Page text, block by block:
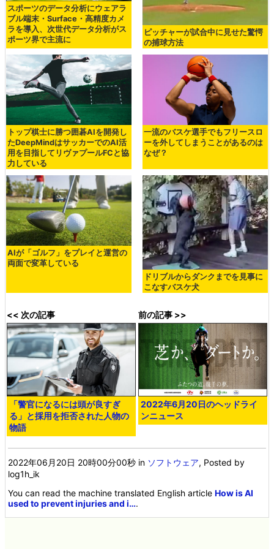
スポーツのデータ分析にウェアラ
ブル端末・Surface・高精度カメ
ラを導入、次世代データ分析がス
ポーツ界で主流に
ピッチャーが試合中に見せた驚愕
の捕球方法
トップ棋士に勝つ囲碁AIを開発し
たDeepMindはサッカーでのAI活
用を目指してリヴァプールFCと協
力している
一流のバスケ選手でもフリースロ
ーを外してしまうことがあるのは
なぜ？
AIが「ゴルフ」をプレイと運営の
両面で変革している
ドリブルからダンクまでを見事に
こなすバスケ犬
<< 次の記事
「警官になるには頭が良すぎ
る」と採用を拒否された人物の
物語
前の記事 >>
2022年6月20日のヘッドライ
ンニュース
2022年06月20日 20時00分00秒 in ソフトウェア, Posted by
log1h_ik
You can read the machine translated English articleHow is AI
used to prevent injuries and i….